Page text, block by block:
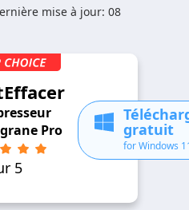
mise à jour: 08
Pro
5
gratuit
for Windows